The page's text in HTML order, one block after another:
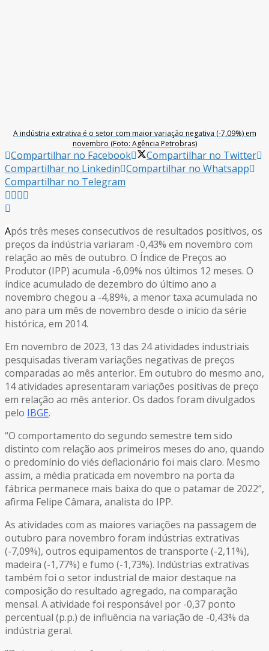
A indústria extrativa é o setor com maior variação negativa (-7,09%) em
novembro (Foto: Agência Petrobras)
Compartilhar no Facebook
Compartilhar no Twitter
Compartilhar no Linkedin Compartilhar no Whatsapp
Compartilhar no Telegram
Após três meses consecutivos de resultados positivos, os
preços da indústria variaram -0,43% em novembro com
relação ao mês de outubro. O Índice de Preços ao
Produtor (IPP) acumula -6,09% nos últimos 12 meses. O
índice acumulado de dezembro do último ano a
novembro chegou a -4,89%, a menor taxa acumulada no
ano para um mês de novembro desde o início da série
histórica, em 2014.
Em novembro de 2023, 13 das 24 atividades industriais
pesquisadas tiveram variações negativas de preços
comparadas ao mês anterior. Em outubro do mesmo ano,
14 atividades apresentaram variações positivas de preço
em relação ao mês anterior. Os dados foram divulgados
pelo IBGE.
“O comportamento do segundo semestre tem sido
distinto com relação aos primeiros meses do ano, quando
o predomínio do viés deflacionário foi mais claro. Mesmo
assim, a média praticada em novembro na porta da
fábrica permanece mais baixa do que o patamar de 2022“,
afirma Felipe Câmara, analista do IPP.
As atividades com as maiores variações na passagem de
outubro para novembro foram indústrias extrativas
(-7,09%), outros equipamentos de transporte (-2,11%),
madeira (-1,77%) e fumo (-1,73%). Indústrias extrativas
também foi o setor industrial de maior destaque na
composição do resultado agregado, na comparação
mensal. A atividade foi responsável por -0,37 ponto
percentual (p.p.) de influência na variação de -0,43% da
indústria geral.